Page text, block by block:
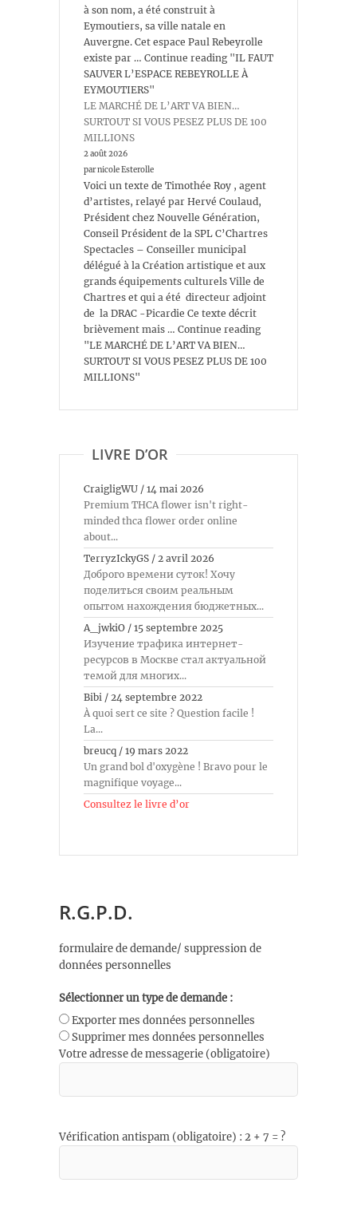
à son nom, a été construit à
Eymoutiers, sa ville natale en
Auvergne. Cet espace Paul Rebeyrolle
existe par … Continue reading "IL FAUT
SAUVER L’ESPACE REBEYROLLE À
EYMOUTIERS"
LE MARCHÉ DE L’ART VA BIEN…
SURTOUT SI VOUS PESEZ PLUS DE 100
MILLIONS
2 août 2026
par nicole Esterolle
Voici un texte de Timothée Roy , agent
d’artistes, relayé par Hervé Coulaud,
Président chez Nouvelle Génération,
Conseil Président de la SPL C’Chartres
Spectacles – Conseiller municipal
délégué à la Création artistique et aux
grands équipements culturels Ville de
Chartres et qui a été directeur adjoint
de la DRAC -Picardie Ce texte décrit
brièvement mais … Continue reading
"LE MARCHÉ DE L’ART VA BIEN…
SURTOUT SI VOUS PESEZ PLUS DE 100
MILLIONS"
LIVRE D’OR
CraigligWU / 14 mai 2026
Premium THCA flower isn't right-
minded thca flower order online
about...
TerryzIckyGS / 2 avril 2026
Доброго времени суток! Хочу
поделиться своим реальным
опытом нахождения бюджетных...
A_jwkiO / 15 septembre 2025
Изучение трафика интернет-
ресурсов в Москве стал актуальной
темой для многих...
Bibi / 24 septembre 2022
À quoi sert ce site ? Question facile !
La...
breucq / 19 mars 2022
Un grand bol d'oxygène ! Bravo pour le
magnifique voyage...
Consultez le livre d’or
R.G.P.D.
formulaire de demande/ suppression de
données personnelles
Sélectionner un type de demande :
Exporter mes données personnelles
Supprimer mes données personnelles
Votre adresse de messagerie (obligatoire)
Vérification antispam (obligatoire) : 2 + 7 = ?